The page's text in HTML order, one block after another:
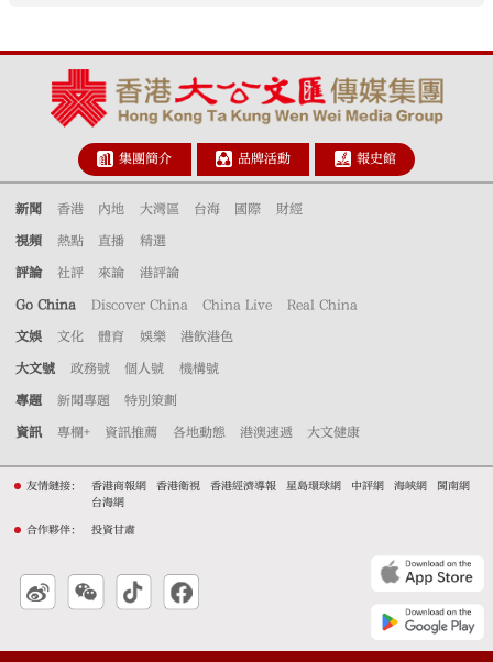
集團簡介 品牌活動 報史館
新聞 香港 內地 大灣區 台海 國際 財經
視頻 熱點 直播 精選
評論 社評 來論 港評論
Go China Discover China China Live Real China
文娛 文化 體育 娛樂 港飲港色
大文號 政務號 個人號 機構號
專題 新聞專題 特別策劃
資訊 專欄+ 資訊推薦 各地動態 港澳速遞 大文健康
友情鏈接： 香港商報網 香港衛視 香港經濟導報 星島環球網 中評網 海峽網
閩南網
台海網
合作夥伴： 投資甘肅